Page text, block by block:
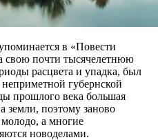
в «Повести
свою почти тысячелетнюю
расцвета и упадка, был
губернской
прошлого века большая
земли, поэтому заново
а многие
новоделами.